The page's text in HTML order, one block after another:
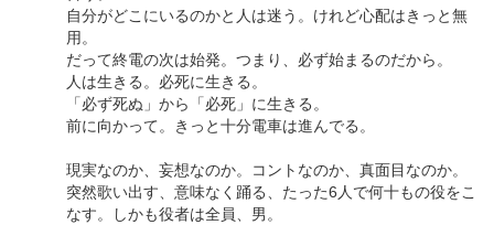
自分がどこにいるのかと人は迷う。けれど心配はきっと無
用。
だって終電の次は始発。つまり、必ず始まるのだから。
人は生きる。必死に生きる。
「必ず死ぬ」から「必死」に生きる。
前に向かって。きっと十分電車は進んでる。
現実なのか、妄想なのか。コントなのか、真面目なのか。
突然歌い出す、意味なく踊る、たった6人で何十もの役をこ
なす。しかも役者は全員、男。